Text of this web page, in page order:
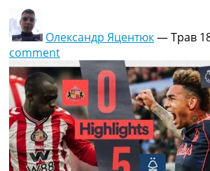
Олександр Яцентюк—Трав
comment